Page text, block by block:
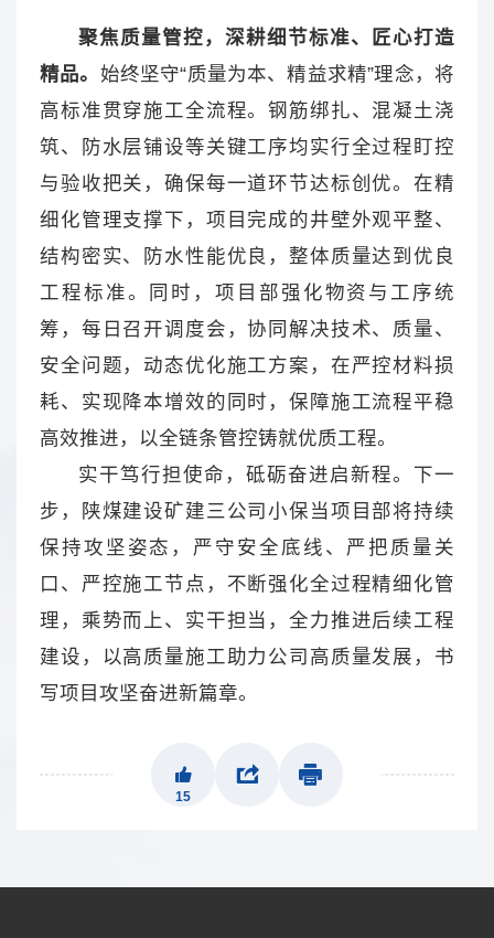
聚焦质量管控，深耕细节标准、匠心打造
精品。 始终坚守“质量为本、精益求精”理念，将
高标准贯穿施工全流程。钢筋绑扎、混凝土浇
筑、防水层铺设等关键工序均实行全过程盯控
与验收把关，确保每一道环节达标创优。在精
细化管理支撑下，项目完成的井壁外观平整、
结构密实、防水性能优良，整体质量达到优良
工程标准。同时，项目部强化物资与工序统
筹，每日召开调度会，协同解决技术、质量、
安全问题，动态优化施工方案，在严控材料损
耗、实现降本增效的同时，保障施工流程平稳
高效推进，以全链条管控铸就优质工程。
实干笃行担使命，砥砺奋进启新程。下一
步，陕煤建设矿建三公司小保当项目部将持续
保持攻坚姿态，严守安全底线、严把质量关
口、严控施工节点，不断强化全过程精细化管
理，乘势而上、实干担当，全力推进后续工程
建设，以高质量施工助力公司高质量发展，书
写项目攻坚奋进新篇章。
15